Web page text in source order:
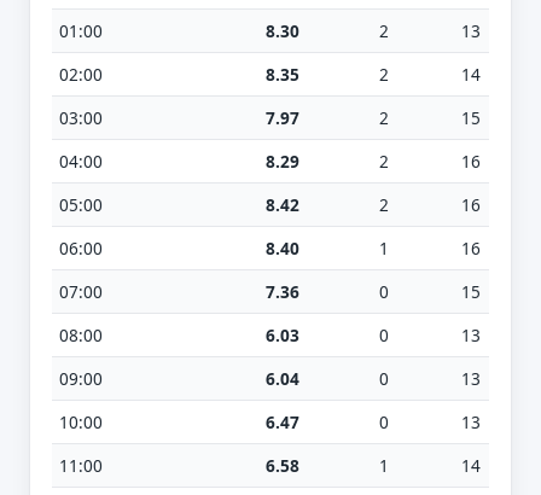
01:00
8.30 2
13
02:00
8.35 2
14
03:00
7.97 2
15
04:00
8.29 2
16
05:00
8.42 2
16
06:00
8.40 1
16
07:00
7.36 0
15
08:00
6.03 0
13
09:00
6.04 0
13
10:00
6.47 0
13
11:00
6.58 1
14